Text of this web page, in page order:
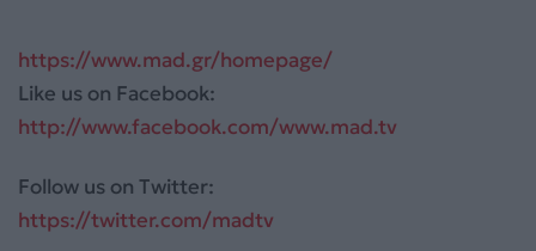
https://www.mad.gr/homepage/
Like us on Facebook:
http://www.facebook.com/www.mad.tv
Follow us on Twitter:
https://twitter.com/madtv